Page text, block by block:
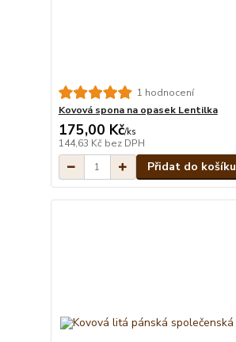
1 hodnocení
Kovová spona na opasek Lentilka
175,00 Kč/ks
144,63 Kč bez DPH
Přidat do košíku